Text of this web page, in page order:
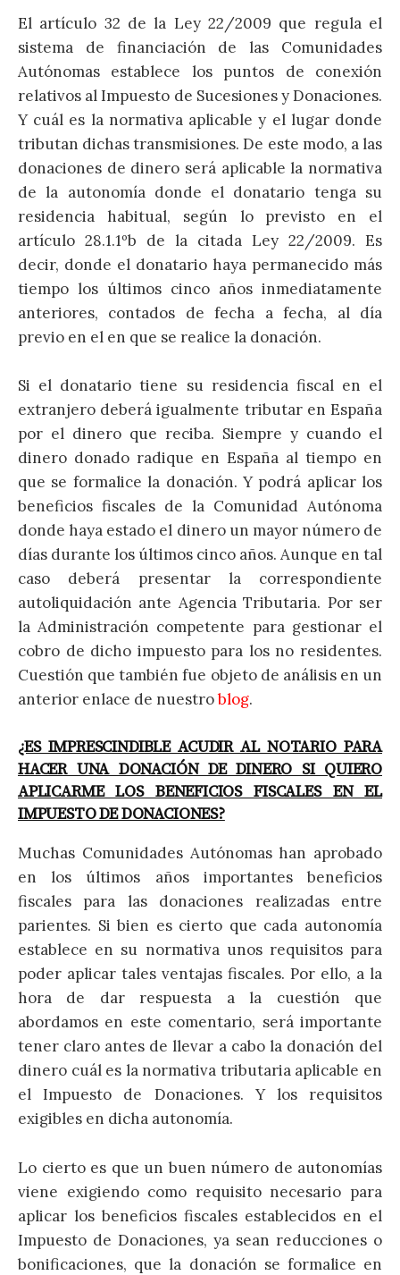
El artículo 32 de la Ley 22/2009 que regula el
sistema de financiación de las Comunidades
Autónomas establece los puntos de conexión
relativos al Impuesto de Sucesiones y Donaciones.
Y cuál es la normativa aplicable y el lugar donde
tributan dichas transmisiones. De este modo, a las
donaciones de dinero será aplicable la normativa
de la autonomía donde el donatario tenga su
residencia habitual, según lo previsto en el
artículo 28.1.1ºb de la citada Ley 22/2009. Es
decir, donde el donatario haya permanecido más
tiempo los últimos cinco años inmediatamente
anteriores, contados de fecha a fecha, al día
previo en el en que se realice la donación.
Si el donatario tiene su residencia fiscal en el
extranjero deberá igualmente tributar en España
por el dinero que reciba. Siempre y cuando el
dinero donado radique en España al tiempo en
que se formalice la donación. Y podrá aplicar los
beneficios fiscales de la Comunidad Autónoma
donde haya estado el dinero un mayor número de
días durante los últimos cinco años. Aunque en tal
caso deberá presentar la correspondiente
autoliquidación ante Agencia Tributaria. Por ser
la Administración competente para gestionar el
cobro de dicho impuesto para los no residentes.
Cuestión que también fue objeto de análisis en un
anterior enlace de nuestroblog.
¿ES IMPRESCINDIBLE ACUDIR AL NOTARIO PARA
HACER UNA DONACIÓN DE DINERO SI QUIERO
APLICARME LOS BENEFICIOS FISCALES EN EL
IMPUESTO DE DONACIONES?
Muchas Comunidades Autónomas han aprobado
en los últimos años importantes beneficios
fiscales para las donaciones realizadas entre
parientes. Si bien es cierto que cada autonomía
establece en su normativa unos requisitos para
poder aplicar tales ventajas fiscales. Por ello, a la
hora de dar respuesta a la cuestión que
abordamos en este comentario, será importante
tener claro antes de llevar a cabo la donación del
dinero cuál es la normativa tributaria aplicable en
el Impuesto de Donaciones. Y los requisitos
exigibles en dicha autonomía.
Lo cierto es que un buen número de autonomías
viene exigiendo como requisito necesario para
aplicar los beneficios fiscales establecidos en el
Impuesto de Donaciones, ya sean reducciones o
bonificaciones, que la donación se formalice en